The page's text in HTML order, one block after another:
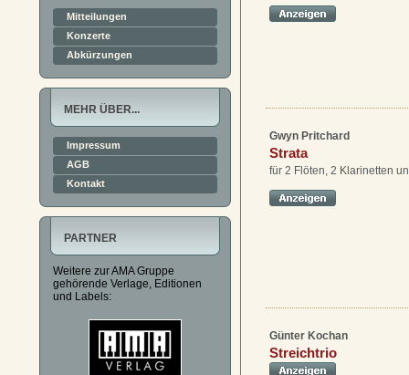
Mitteilungen
Konzerte
Abkürzungen
MEHR ÜBER...
Impressum
AGB
Kontakt
PARTNER
Weitere zur AMA Gruppe
gehörende Verlage, Editionen
und Labels:
Gwyn Pritchard
Strata
für 2 Flöten, 2 Klarinetten
Günter Kochan
Streichtrio